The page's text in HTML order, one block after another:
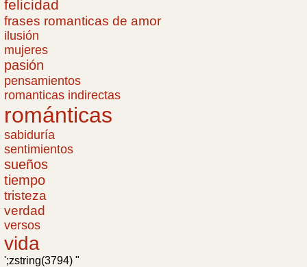
felicidad
frases romanticas de amor
ilusión
mujeres
pasión
pensamientos
romanticas indirectas
románticas
sabiduría
sentimientos
sueños
tiempo
tristeza
verdad
versos
vida
';zstring(3794) "